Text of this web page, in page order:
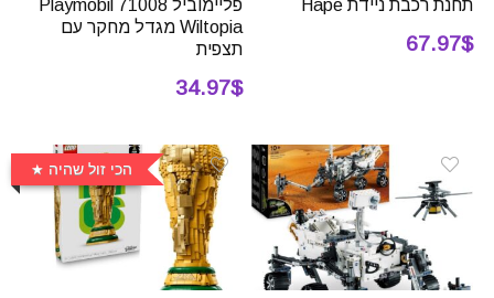
תחנת רכבת ניידת Hape
67.97$
פליימוביל 71008 Playmobil
Wiltopia מגדל מחקר עם
תצפית
34.97$
הכי זול שהיה